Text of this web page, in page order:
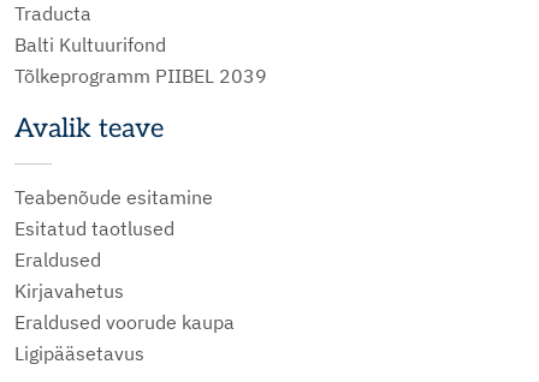
Traducta
Balti Kultuurifond
Tõlkeprogramm PIIBEL 2039
Avalik teave
Teabenõude esitamine
Esitatud taotlused
Eraldused
Kirjavahetus
Eraldused voorude kaupa
Ligipääsetavus